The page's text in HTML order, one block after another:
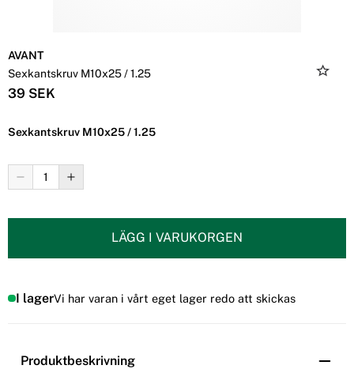
AVANT
Sexkantskruv M10x25 / 1.25
39 SEK
Sexkantskruv M10x25 / 1.25
LÄGG I VARUKORGEN
I lagerVi har varan i vårt eget lager redo att skickas
Produktbeskrivning